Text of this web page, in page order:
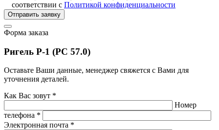
соответствии с Политикой конфиденциальности
Отправить заявку
Форма заказа
Ригель P-1 (PC 57.0)
Оставьте Ваши данные, менеджер свяжется с Вами для
уточнения деталей.
Как Вас зовут *
Номер
телефона *
Электронная почта *